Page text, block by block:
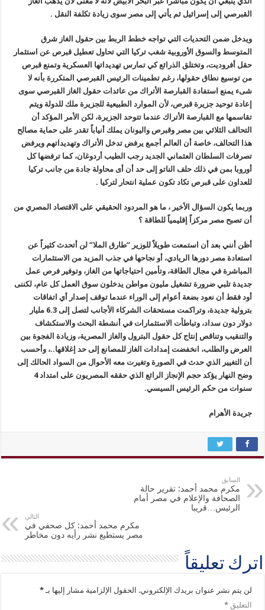
القبرصي إلى إسرائيل ثم يأتي إلى مصر سوى زيادة تكلفة النقل .
ويدخل ضمن التحديات التي تواجه خطط الربط بين حقول الغاز شرق
المتوسط والسوق الأوروبية شغب تركيا التي تحاول تعطيل قبرص عن استثمار
حقل أفروديت، وتختلق الذرائع كي تمارس تهديداتها العسكرية وتمنع قبرص
من توسيع نطاق حقولها، رغم تطمينات الرئيس القبرصي المتكررة بأنه لا
شىء يمنع استفادة القبارصة الأتراك من عائدات حقول الغاز القبرصي سوى
إعادة توحيد جزيرة قبرص، لأن الموارد الطبيعية للجزيرة ملك للدولة ويتم
تقاسمها مع القبارصة الأتراك عندما تتوحد الجزيرة، لكن الأمر المؤكد أن
التحالف الثلاثي بين مصر وقبرص واليونان يملك أنياباً تقدر على حماية مصالح
هذا التحالف، خاصة أن العالم أجمع يرفض تدخل الأتراك وتهديداتهم ويرفض
تصرفات السلطان العثماني الجديد رجب الطيب أردوغان، كما ترفضها كل
أوروبا بمن في ذلك حلف الناتو إلى حد أن أى محاولة جادة من جانب تركيا
للعداون على قبرص تكاد تكون عملية انتحار لتركيا .
وربما يكون السؤال الأخير ، ما هو المردود الحقيقي على الاقتصاد المصري من
أن تصبح مصر مركزاً إقليمياً للطاقة ؟
أظن أنني بعد أن استمعت طويلاً للوزير “طارق الملا” لن أتحدث كثيراً عن
استعادة مصر دورها الريادي، أو نجاحها في جذب المزيد من الاستثمارات
المباشرة في مجال الطاقة، وتأمين احتياجاتها من الغاز، وتوفير فرص عمل
جديدة تلبي ضرورة تشغيل مليون مواطن يدخلون سوق العمل كل عام، لكننى
أود فقط أن نعود بضعة أعوام إلى الوراء عندما توقف إصدار أي اتفاقات
بترولية جديدة، وتراكمت مستحقات الشركاء الأجانب لتصل إلى 6.3 مليار
دولار دون سداد، وتباطأت الاستثمارات في أنشطة البحث والاستكشاف
والتنقيب وتناقص إنتاج كل حقول البترول والغاز المصرية، وزيادة الفجوة بين
العرض والطلب، انخفضت إمدادات الغاز للمصانع إلى حد إغلاقها..، وأحسب
أن التغيير الذي حدث في الصورة وتغيرت معه الأحوال من السواد الحالك إلى
وضح النهار يؤكد حجم الإنجاز الرائع الذي حققه المصريون على امتداد 4
سنوات من حكم الرئيس السيسي.
جريدة الأهرام
السابق
مكرم محمد أحمد: تقرير حالة
الصحافة والإعلام في مصر أمام
الرئيس…قريبا
التالي
مكرم محمد أحمد: كل صحفي في
مصر يستطيع نشر رأيه دون مخاطر
اترك تعليقاً
لن يتم نشر عنوان بريدك الإلكتروني. الحقول الإلزامية مشار إليها بـ*
التعليق*